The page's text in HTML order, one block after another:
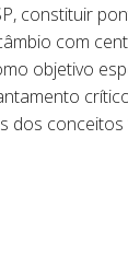
constituir
com
objetivo
conceitos